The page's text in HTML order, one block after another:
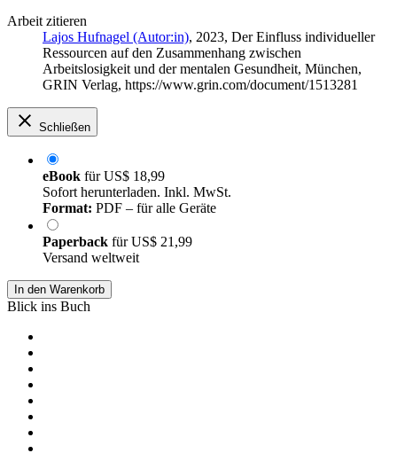
Arbeit zitieren
Lajos Hufnagel (Autor:in), 2023, Der Einfluss individueller
Ressourcen auf den Zusammenhang zwischen
Arbeitslosigkeit und der mentalen Gesundheit, München,
GRIN Verlag, https://www.grin.com/document/1513281
Schließen
eBook fürUS$ 18,99
Sofort herunterladen. Inkl. MwSt.
Format: PDF – für alle Geräte
Paperback fürUS$ 21,99
Versand weltweit
In den Warenkorb
Blick ins Buch